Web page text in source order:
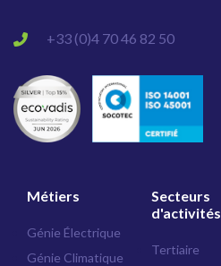
+33 (0)4 70 46 82 50
Métiers
Génie Électrique
Génie Climatique
Secteurs
d'activités
Tertiaire